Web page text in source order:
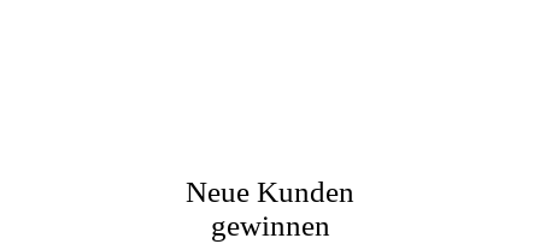
Neue Kunden
gewinnen